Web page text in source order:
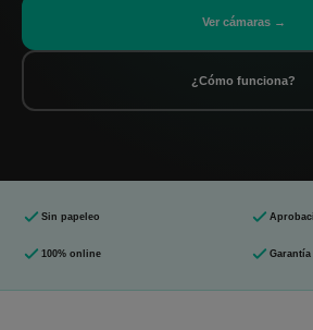
Ver cámaras →
¿Cómo funciona?
Sin papeleo
100% online